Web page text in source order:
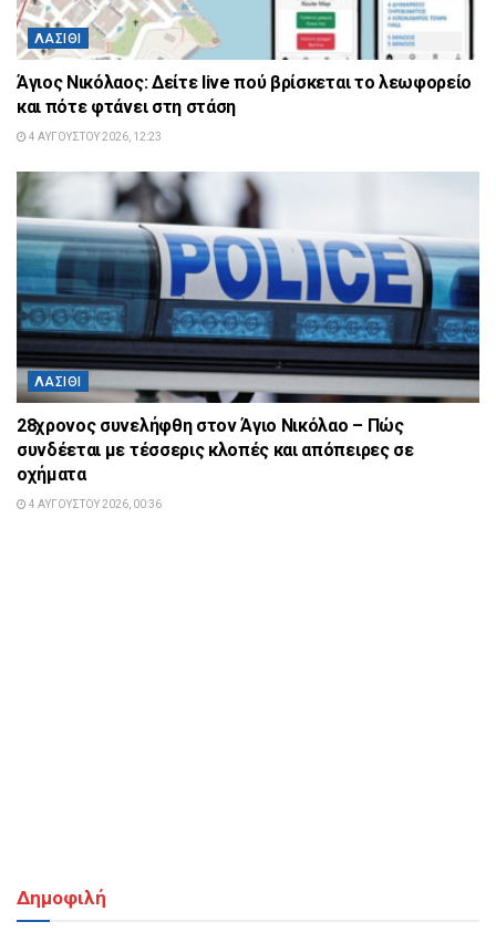
ΛΑΣΊΘΙ
Άγιος Νικόλαος: Δείτε live πού βρίσκεται το λεωφορείο
και πότε φτάνει στη στάση
4 ΑΥΓΟΎΣΤΟΥ 2026, 12:23
ΛΑΣΊΘΙ
28χρονος συνελήφθη στον Άγιο Νικόλαο – Πώς
συνδέεται με τέσσερις κλοπές και απόπειρες σε
οχήματα
4 ΑΥΓΟΎΣΤΟΥ 2026, 00:36
Δημοφιλή